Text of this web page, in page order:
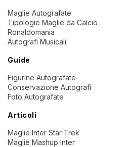
Maglie Autografate
Tipologie Maglie da Calcio
Ronaldomania
Autografi Musicali
Guide
Figurine Autografate
Conservazione Autografi
Foto Autografate
Articoli
Maglie Inter Star Trek
Maglie Mashup Inter